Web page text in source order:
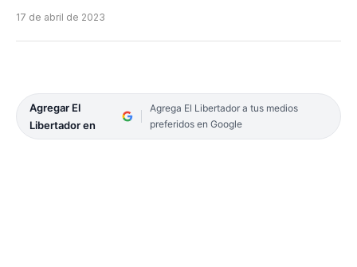
17 de abril de 2023
Agregar El
Libertador en
Agrega El Libertador a tus medios
preferidos en Google